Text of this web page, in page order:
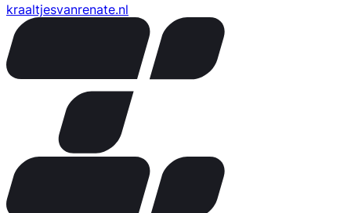
kraaltjesvanrenate.nl